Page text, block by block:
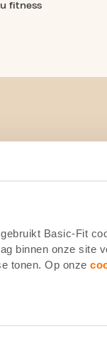
Basic-Fit
binnen onze site
tonen. Op onze
fitness